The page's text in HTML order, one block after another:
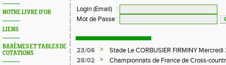
NOTRE LIVRE D'OR
LIENS
BARÈMES ET TABLES DE
COTATIONS
Login (Email)
:
Mot de Passe :
23/06 >
Stade Le CORBUSIER FIRMINY
28/02
>
Championnats de France de Cross-